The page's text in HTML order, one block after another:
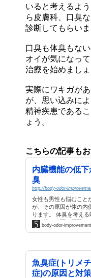
いると考えるよ
ら皮膚科、口臭
診断してもらいま
口臭も体臭もな
オイが気になっ
治療を始めましょ
実際にワキガが
が、思い込みに
精神疾患である
ょう。
こちらの記事もお
内臓機能の低
臭
女性も男性も悩むこと
が、その原因が体の内
ります。 体臭を考え
など体の表面の問題...
body-odor-
魚臭症(トリメ
症)の原因と対